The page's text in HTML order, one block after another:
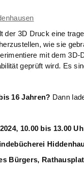
der 3D Druck eine
wie sie
mit dem
geprüft wird. Es
16 Jahren? Dann
10.00 bis 13.00
Rathausplatz